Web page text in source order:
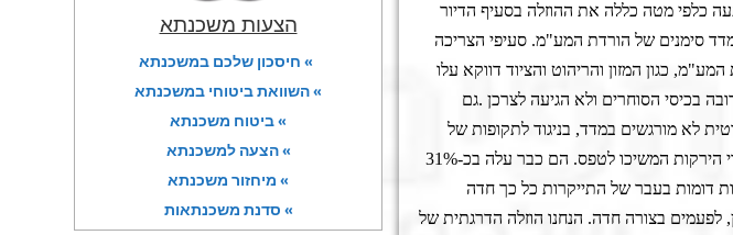
הצעות משכנתא
» חיסכון שלכם במשכנתא
» השוואת ביטוחי במשכנתא
» ביטוח משכנתא
» הצעה למשכנתא
» מיחזור משכנתא
» סדנת משכנתאות
כלפי מטה כללה את ההוזלה בסעיף הדיור
סימנים של הורדת המע"מ. סעיפי הצריכה
כגון המזון והריהוט והציוד דווקא עלו
בכיסי הסוחרים ולא הגיעה לצרכן .גם
לא מורגשים במדד, בניגוד לתקופות של
מחירי הירקות המשיכו לטפס. הם כבר עלה בכ-31%
למדד המחירים כ-0.4%. באפיזודות דומות בעבר של התייקרות כל כך חדה
לפעמים בצורה חדה. הנחנו הוזלה הדרגתית של